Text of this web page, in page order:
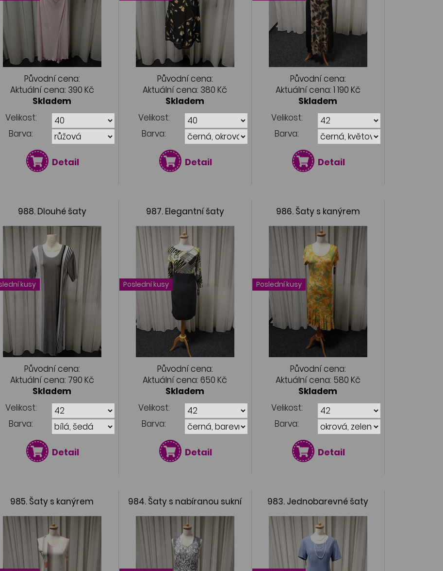
Původní cena:
Aktuální cena: 390 Kč
Skladem
Velikost:
Barva:
Detail
Původní cena:
Aktuální cena: 380 Kč
Skladem
Velikost:
Barva:
Detail
Původní cena:
Aktuální cena: 1 190 Kč
Skladem
Velikost:
Barva:
Detail
988. Dlouhé šaty
kusy
Původní cena:
Aktuální cena: 790 Kč
Skladem
Velikost:
Barva:
Detail
987. Elegantní šaty
Poslední kusy
Původní cena:
Aktuální cena:650 Kč
Skladem
Velikost:
Barva:
Detail
986. Šaty s kanýrem
Poslední kusy
Původní cena:
Aktuální cena: 580 Kč
Skladem
Velikost:
Barva:
Detail
985. Šaty s kanýrem 984. Šaty s nabíranou sukní 983. Jednobarevné šaty